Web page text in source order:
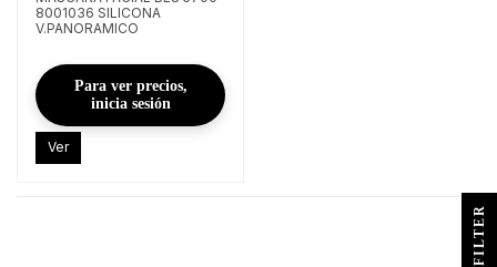
8001036 SILICONA
V.PANORAMICO
Para ver precios,
inicia sesión
Ver
R